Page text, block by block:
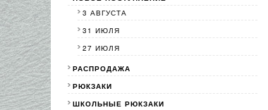
3 АВГУСТА
31 ИЮЛЯ
27 ИЮЛЯ
РАСПРОДАЖА
РЮКЗАКИ
ШКОЛЬНЫЕ РЮКЗАКИ